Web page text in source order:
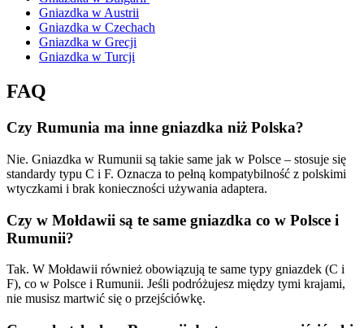
Gniazdka w Austrii
Gniazdka w Czechach
Gniazdka w Grecji
Gniazdka w Turcji
FAQ
Czy Rumunia ma inne gniazdka niż Polska?
Nie. Gniazdka w Rumunii są takie same jak w Polsce – stosuje się
standardy typu C i F. Oznacza to pełną kompatybilność z polskimi
wtyczkami i brak konieczności używania adaptera.
Czy w Mołdawii są te same gniazdka co w Polsce i
Rumunii?
Tak. W Mołdawii również obowiązują te same typy gniazdek (C i
F), co w Polsce i Rumunii. Jeśli podróżujesz między tymi krajami,
nie musisz martwić się o przejściówkę.